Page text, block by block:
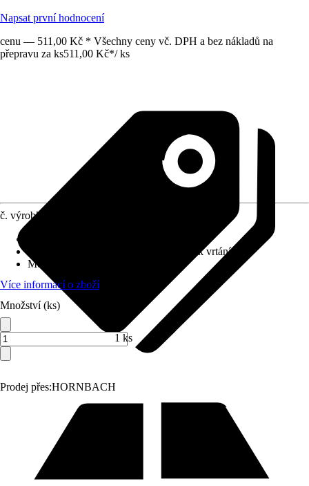
Napsat první hodnocení
cenu — 511,00 Kč * Všechny ceny vč. DPH a bez nákladů na
přepravu za ks511,00 Kč*/ ks
Prodej přes:HORNBACH
č. výrobku
Montážní materiál k vrtání
Možnost upevnění
Více informací o zboží
Množství (ks)
1 ks